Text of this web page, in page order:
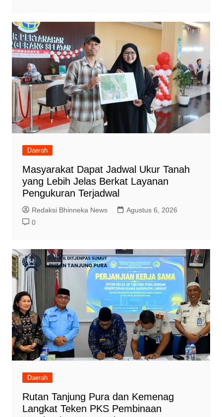
Daerah
Masyarakat Dapat Jadwal Ukur Tanah
yang Lebih Jelas Berkat Layanan
Pengukuran Terjadwal
Redaksi Bhinneka News
Agustus 6, 2026
0
Daerah
Rutan Tanjung Pura dan Kemenag
Langkat Teken PKS Pembinaan